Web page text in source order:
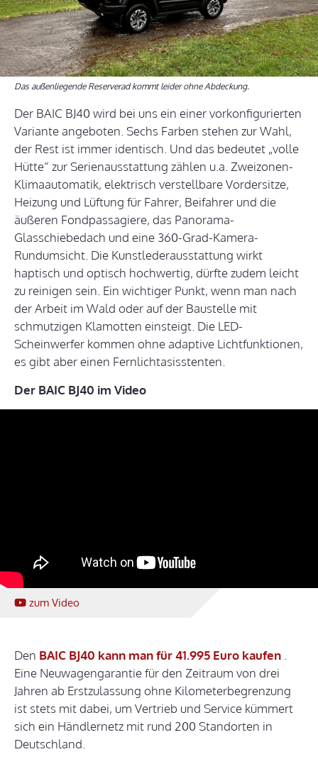
Das außenliegende Reserverad kommt leider ohne Abdeckung.
Der BAIC BJ40 wird bei uns ein einer vorkonfigurierten
Variante angeboten. Sechs Farben stehen zur Wahl,
der Rest ist immer identisch. Und das bedeutet „volle
Hütte“ zur Serienausstattung zählen u.a. Zweizonen-
Klimaautomatik, elektrisch verstellbare Vordersitze,
Heizung und Lüftung für Fahrer, Beifahrer und die
äußeren Fondpassagiere, das Panorama-
Glasschiebedach und eine 360-Grad-Kamera-
Rundumsicht. Die Kunstlederausstattung wirkt
haptisch und optisch hochwertig, dürfte zudem leicht
zu reinigen sein. Ein wichtiger Punkt, wenn man nach
der Arbeit im Wald oder auf der Baustelle mit
schmutzigen Klamotten einsteigt. Die LED-
Scheinwerfer kommen ohne adaptive Lichtfunktionen,
es gibt aber einen Fernlichtasisstenten.
Der BAIC BJ40 im Video
zum Video
Den BAIC BJ40 kann man für 41.995 Euro kaufen .
Eine Neuwagengarantie für den Zeitraum von drei
Jahren ab Erstzulassung ohne Kilometerbegrenzung
ist stets mit dabei, um Vertrieb und Service kümmert
sich ein Händlernetz mit rund 200 Standorten in
Deutschland.